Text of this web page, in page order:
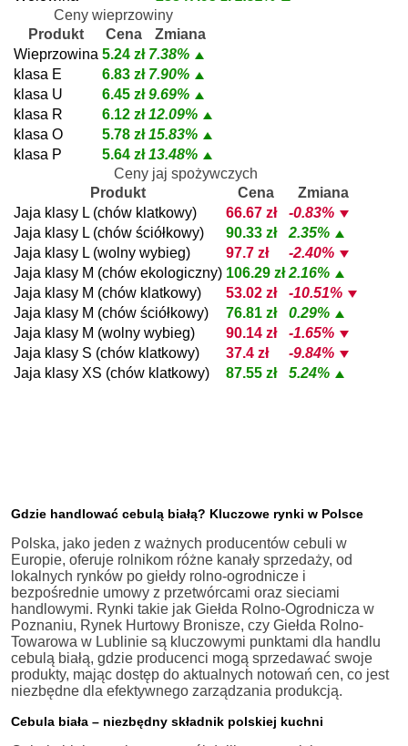
Ceny wieprzowiny
Produkt
Cena
Zmiana
Wieprzowina 5.24 zł 7.38%
klasa E
6.83 zł 7.90%
klasa U
6.45 zł 9.69%
klasa R
6.12 zł 12.09%
klasa O
5.78 zł 15.83%
klasa P
5.64 zł 13.48%
Ceny jaj spożywczych
Produkt
Cena
Zmiana
Jaja klasy L (chów klatkowy)
66.67 zł
-0.83%
Jaja klasy L (chów ściółkowy)
90.33 zł
2.35%
Jaja klasy L (wolny wybieg)
97.7 zł
-2.40%
Jaja klasy M (chów ekologiczny) 106.29 zł 2.16%
Jaja klasy M (chów klatkowy)
53.02 zł
-10.51%
Jaja klasy M (chów ściółkowy)
76.81 zł
0.29%
Jaja klasy M (wolny wybieg)
90.14 zł
-1.65%
Jaja klasy S (chów klatkowy)
37.4 zł
-9.84%
Jaja klasy XS (chów klatkowy)
87.55 zł 5.24%
Gdzie handlować cebulą białą? Kluczowe rynki w Polsce
Polska, jako jeden z ważnych producentów cebuli w
Europie, oferuje rolnikom różne kanały sprzedaży, od
lokalnych rynków po giełdy rolno-ogrodnicze i
bezpośrednie umowy z przetwórcami oraz sieciami
handlowymi. Rynki takie jak Giełda Rolno-Ogrodnicza w
Poznaniu, Rynek Hurtowy Bronisze, czy Giełda Rolno-
Towarowa w Lublinie są kluczowymi punktami dla handlu
cebulą białą, gdzie producenci mogą sprzedawać swoje
produkty, mając dostęp do aktualnych notowań cen, co jest
niezbędne dla efektywnego zarządzania produkcją.
Cebula biała – niezbędny składnik polskiej kuchni